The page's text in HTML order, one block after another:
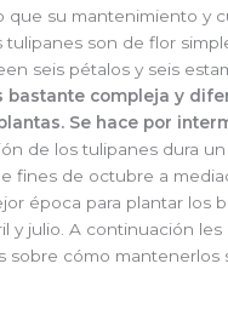
que su mantenimiento y
tulipanes son de flor
seis pétalos y seis
bastante compleja y
Se hace por
de los tulipanes dura
fines de octubre a
época para plantar los
y julio. A continuación les
sobre cómo mantenerlos